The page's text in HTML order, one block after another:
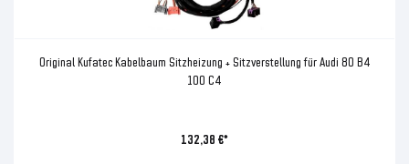
Original Kufatec Kabelbaum Sitzheizung + Sitzverstellung für Audi 80 B4
100 C4
132,38 €*